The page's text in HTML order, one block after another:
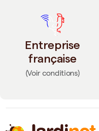
Entreprise
française
(Voir conditions)